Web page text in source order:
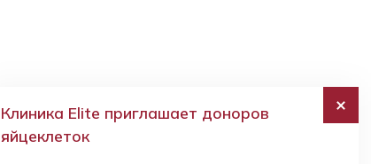
Клиника Elite приглашает доноров
яйцеклеток